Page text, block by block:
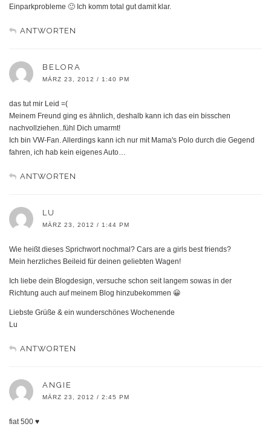
Einparkprobleme 🙂 Ich komm total gut damit klar.
ANTWORTEN
BELORA
MÄRZ 23, 2012 / 1:40 PM
das tut mir Leid =(
Meinem Freund ging es ähnlich, deshalb kann ich das ein bisschen
nachvollziehen..fühl Dich umarmt!
Ich bin VW-Fan. Allerdings kann ich nur mit Mama's Polo durch die Gegend
fahren, ich hab kein eigenes Auto…
ANTWORTEN
LU
MÄRZ 23, 2012 / 1:44 PM
Wie heißt dieses Sprichwort nochmal? Cars are a girls best friends?
Mein herzliches Beileid für deinen geliebten Wagen!
Ich liebe dein Blogdesign, versuche schon seit langem sowas in der
Richtung auch auf meinem Blog hinzubekommen 😀
Liebste Grüße & ein wunderschönes Wochenende
Lu
ANTWORTEN
ANGIE
MÄRZ 23, 2012 / 2:45 PM
fiat 500 ♥